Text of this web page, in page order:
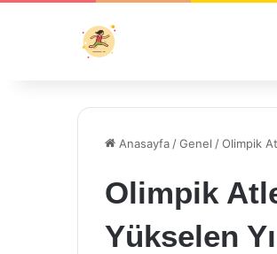
Anasayfa /Genel /Olimpik
Olimpik
Yükselen